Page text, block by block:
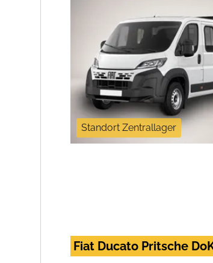
Standort Zentrallager
Fiat Ducato Pritsche